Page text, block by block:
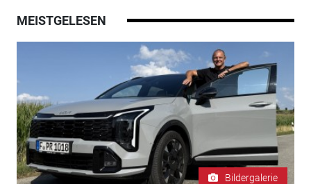
MEISTGELESEN
Bildergalerie